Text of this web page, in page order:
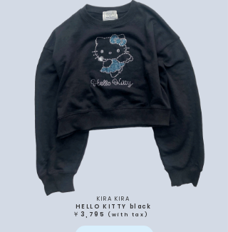
KIRA KIRA
HELLO KITTY black
￥3,795 (with tax)